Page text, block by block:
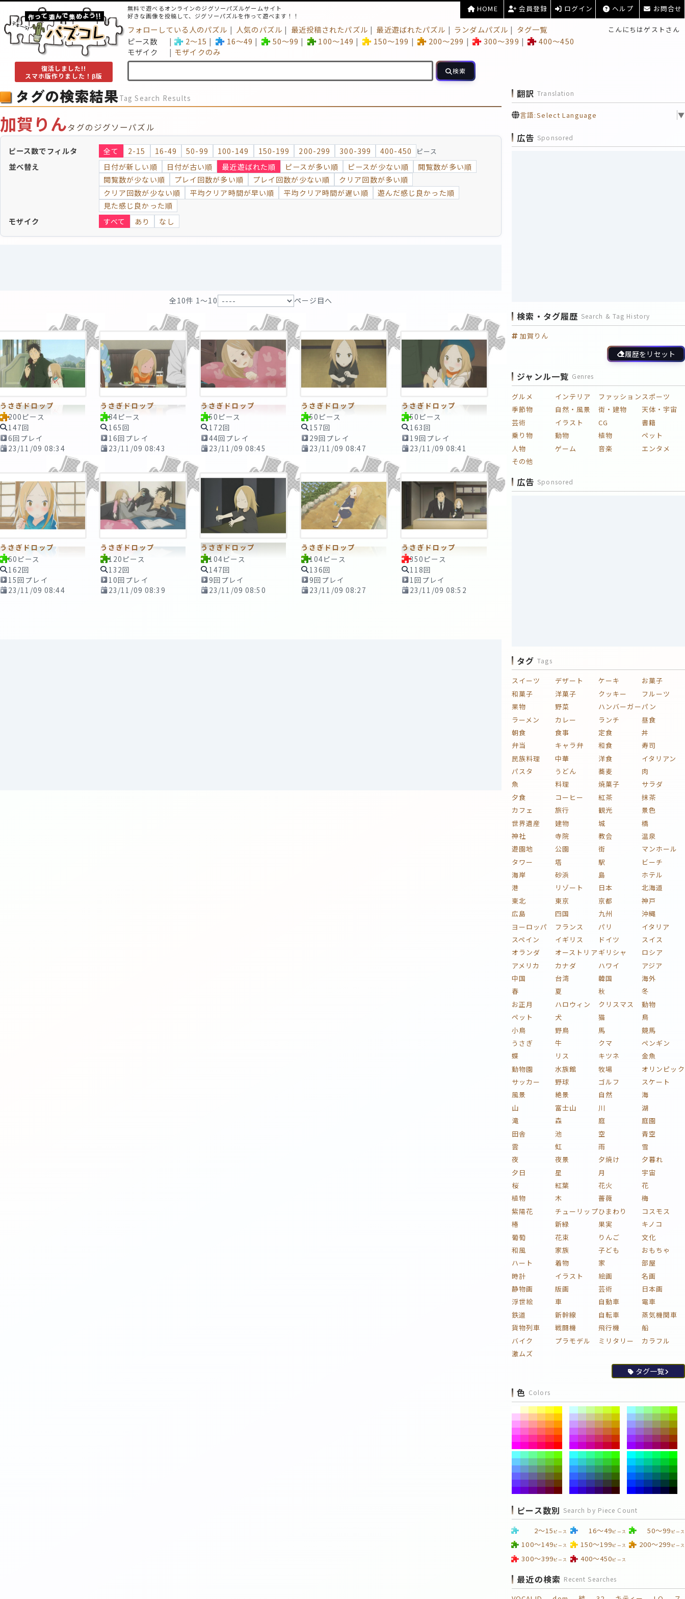
復活しました!!
スマホ版作りました！β版
検索
無料で遊べるオンラインのジグソーパズルゲームサイト
好きな画像を投稿して、ジグソーパズルを作って遊べます！！
HOME 会員登録 ログイン ヘルプ お問合せ
こんにちはゲストさん
フォローしている人のパズル 人気のパズル 最近投稿されたパズル 最近遊ばれたパズル ランダムパズル
タグ一覧
ピース数
2～15 16～49 50～99 100～149 150～199 200～299 300～399
400～450
モザイク
モザイクのみ
タグの検索結果Tag Search Results
加賀りんタグのジグソーパズル
ピース数でフィルタ 全て 2-15 16-49 50-99 100-149 150-199 200-299 300-399 400-450 ピース
並べ替え 日付が新しい順 日付が古い順 最近遊ばれた順 ピースが多い順 ピースが少ない順
閲覧数が多い順
閲覧数が少ない順
プレイ回数が多い順 プレイ回数が少ない順
クリア回数が多い順
クリア回数が少ない順
平均クリア時間が早い順 平均クリア時間が遅い順
遊んだ感じ良かった順
見た感じ良かった順
モザイク すべて あり なし
全10件 1〜10 ページ目へ
うさぎドロップ
200ピース
147回
6回プレイ
23/11/09 08:34
うさぎドロップ
84ピース
165回
16回プレイ
23/11/09 08:43
うさぎドロップ
50ピース
172回
44回プレイ
23/11/09 08:45
うさぎドロップ
50ピース
157回
29回プレイ
23/11/09 08:47
うさぎドロップ
50ピース
163回
19回プレイ
23/11/09 08:41
うさぎドロップ
60ピース
162回
15回プレイ
23/11/09 08:44
うさぎドロップ
120ピース
132回
10回プレイ
23/11/09 08:39
うさぎドロップ
104ピース
147回
9回プレイ
23/11/09 08:50
うさぎドロップ
104ピース
136回
9回プレイ
23/11/09 08:27
うさぎドロップ
350ピース
118回
1回プレイ
23/11/09 08:52
翻訳 Translation
言語:Select Language ▼
広告 Sponsored
検索・タグ履歴 Search & Tag History
加賀りん
履歴をリセット
ジャンル一覧 Genres
グルメ インテリア ファッションスポーツ
季節物
自然・風景 街・建物
天体・宇宙
芸術
イラスト CG
書籍
乗り物
動物 植物
ペット
人物
ゲーム 音楽
エンタメ
その他
広告 Sponsored
タグ Tags
スイーツ デザート ケーキ
お菓子
和菓子
洋菓子 クッキー
フルーツ
果物
野菜 ハンバーガーパン
ラーメン
カレー ランチ
昼食
朝食
食事 定食
丼
弁当
キャラ弁 和食
寿司
民族料理
中華 洋食
イタリアン
パスタ
うどん 蕎麦
肉
魚
料理 焼菓子
サラダ
夕食
コーヒー 紅茶
抹茶
カフェ
旅行 観光
景色
世界遺産
建物 城
橋
神社
寺院 教会
温泉
遊園地
公園 街
マンホール
タワー
塔 駅
ビーチ
海岸
砂浜 島
ホテル
港
リゾート 日本
北海道
東北
東京 京都
神戸
広島
四国 九州
沖縄
ヨーロッパ
フランス パリ
イタリア
スペイン
イギリス ドイツ
スイス
オランダ
オーストリア ギリシャ
ロシア
アメリカ
カナダ ハワイ
アジア
中国
台湾 韓国
海外
春
夏 秋
冬
お正月
ハロウィン クリスマス
動物
ペット
犬 猫
鳥
小鳥
野鳥 馬
競馬
うさぎ
牛 クマ
ペンギン
蝶
リス キツネ
金魚
動物園
水族館 牧場
オリンピック
サッカー
野球 ゴルフ
スケート
風景
絶景 自然
海
山
富士山 川
湖
滝
森 庭
庭園
田舎
池 空
青空
雲
虹 雨
雪
夜
夜景 夕焼け
夕暮れ
夕日
星 月
宇宙
桜
紅葉 花火
花
植物
木 薔薇
梅
紫陽花
チューリップひまわり
コスモス
椿
新緑 果実
キノコ
葡萄
花束 りんご
文化
和風
家族 子ども
おもちゃ
ハート
着物 家
部屋
時計
イラスト 絵画
名画
静物画
版画 芸術
日本画
浮世絵
車 自動車
電車
鉄道
新幹線 自転車
蒸気機関車
貨物列車
戦闘機 飛行機
船
バイク
プラモデル ミリタリー
カラフル
激ムズ
タグ一覧
色 Colors
ピース数別 Search by Piece Count
2～15 ピース 16～49ピース 50～99 ピース
100～149ピース 150～199ピース 200～299 ピース
300～399ピース 400～450ピース
最近の検索 Recent Searches